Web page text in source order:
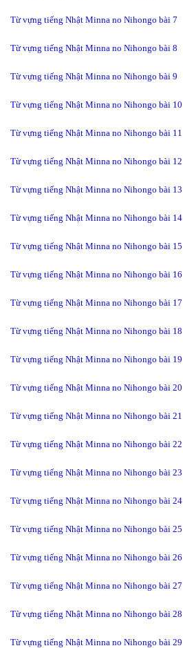
Từ vựng tiếng Nhật Minna no Nihongo bài 7
Từ vựng tiếng Nhật Minna no Nihongo bài 8
Từ vựng tiếng Nhật Minna no Nihongo bài 9
Từ vựng tiếng Nhật Minna no Nihongo bài 10
Từ vựng tiếng Nhật Minna no Nihongo bài 11
Từ vựng tiếng Nhật Minna no Nihongo bài 12
Từ vựng tiếng Nhật Minna no Nihongo bài 13
Từ vựng tiếng Nhật Minna no Nihongo bài 14
Từ vựng tiếng Nhật Minna no Nihongo bài 15
Từ vựng tiếng Nhật Minna no Nihongo bài 16
Từ vựng tiếng Nhật Minna no Nihongo bài 17
Từ vựng tiếng Nhật Minna no Nihongo bài 18
Từ vựng tiếng Nhật Minna no Nihongo bài 19
Từ vựng tiếng Nhật Minna no Nihongo bài 20
Từ vựng tiếng Nhật Minna no Nihongo bài 21
Từ vựng tiếng Nhật Minna no Nihongo bài 22
Từ vựng tiếng Nhật Minna no Nihongo bài 23
Từ vựng tiếng Nhật Minna no Nihongo bài 24
Từ vựng tiếng Nhật Minna no Nihongo bài 25
Từ vựng tiếng Nhật Minna no Nihongo bài 26
Từ vựng tiếng Nhật Minna no Nihongo bài 27
Từ vựng tiếng Nhật Minna no Nihongo bài 28
Từ vựng tiếng Nhật Minna no Nihongo bài 29